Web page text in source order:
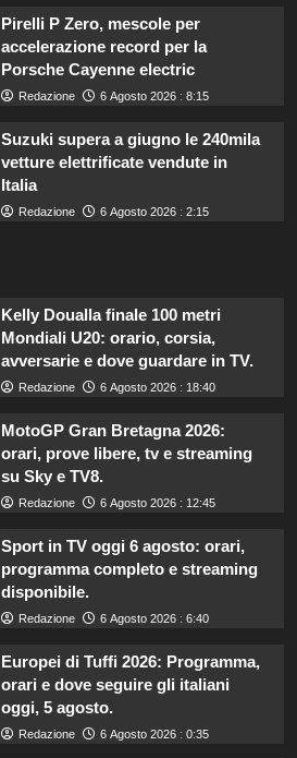
Pirelli P Zero, mescole per
accelerazione record per la
Porsche Cayenne electric
Redazione 6 Agosto 2026 : 8:15
Suzuki supera a giugno le 240mila
vetture elettrificate vendute in
Italia
Redazione 6 Agosto 2026 : 2:15
Kelly Doualla finale 100 metri
Mondiali U20: orario, corsia,
avversarie e dove guardare in TV.
Redazione 6 Agosto 2026 : 18:40
MotoGP Gran Bretagna 2026:
orari, prove libere, tv e streaming
su Sky e TV8.
Redazione 6 Agosto 2026 : 12:45
Sport in TV oggi 6 agosto: orari,
programma completo e streaming
disponibile.
Redazione 6 Agosto 2026 : 6:40
Europei di Tuffi 2026: Programma,
orari e dove seguire gli italiani
oggi, 5 agosto.
Redazione 6 Agosto 2026 : 0:35